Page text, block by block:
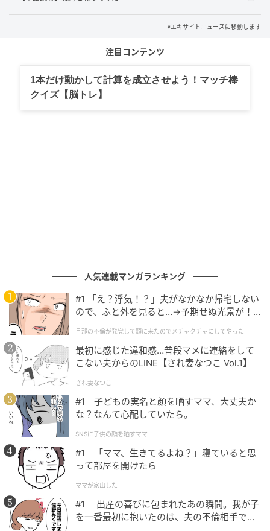
エキサイトニュース
※エキサイトニュースに移動します
注目コンテンツ
1本だけ動かして計算を成立させよう！マッチ棒
クイズ【脳トレ】
人気連載マンガランキング
#1 「え？浮気！？」夫がなかなか帰宅しない
ので、ふと外を見ると…→予期せぬ光景が！
クチャにしてやった
旦那の不倫が発覚して頭に来たのでメチャクチャにしてやった
最初に感じた違和感…普段マメに連絡をして
こない夫からのLINE【され妻なつこ Vol.1】
され妻なつこ
#1 子どもの実名と顔を晒すママ、大丈夫か
な？なんて心配していたら。
SNSに子供の顔を晒すママ
#1 「ママ、生きてるよね？」寝ていると思
って部屋を開けたら
ママが家出した
#1 出産の喜びに包まれたあの瞬間。我が子
を一番最初に抱いたのは、夫の不倫相手でし